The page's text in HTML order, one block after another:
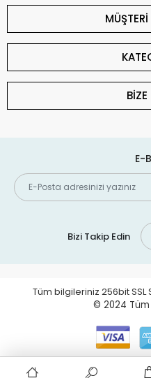
E-
Bizi Takip Edin
Tüm bilgileriniz 256bit SSL
© 2024 Tüm